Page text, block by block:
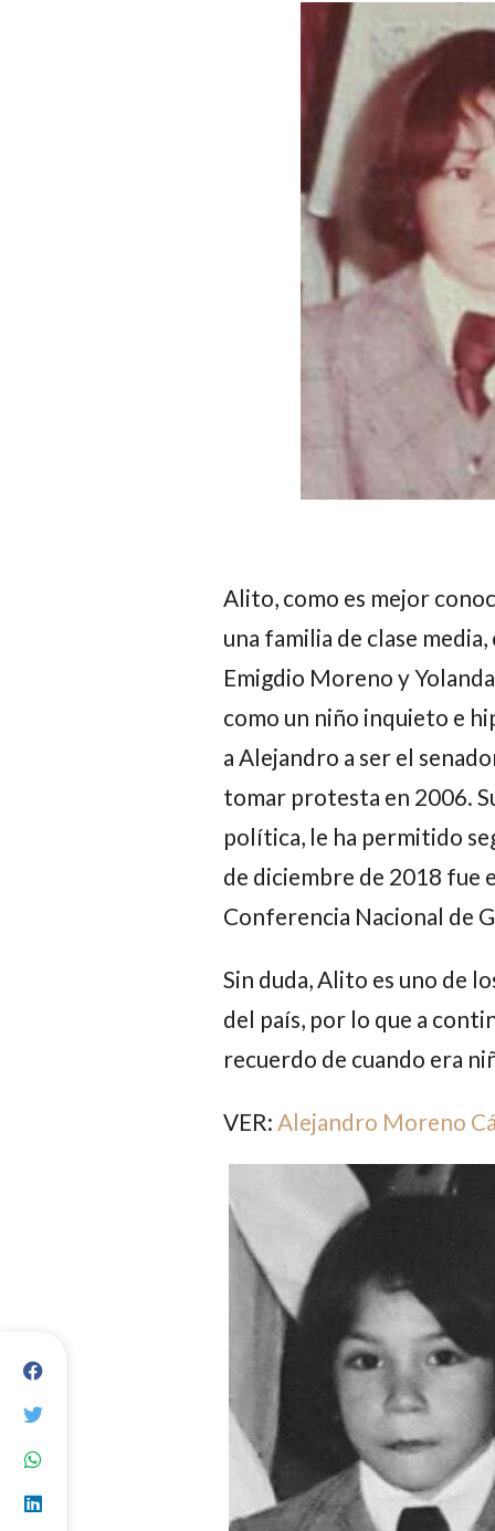
Alito, como es mejor
una familia de clase
Emigdio Moreno y
como un niño inquieto e
a Alejandro a ser el
tomar protesta en 2006.
política, le ha permitido
de diciembre de 2018 fue
Conferencia Nacional de
Sin duda, Alito es uno de
del país, por lo que a
recuerdo de cuando era
VER: Alejandro Moreno